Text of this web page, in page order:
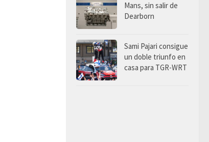
Mans, sin salir de
Dearborn
Sami Pajari consigue
un doble triunfo en
casa para TGR-WRT